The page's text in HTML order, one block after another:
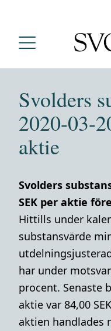
Svolders
2020-03-
aktie
Svolders
SEK per aktie
Hittills under
substansvärde
har under
procent. Senaste
aktie var 84,00
aktien handlades